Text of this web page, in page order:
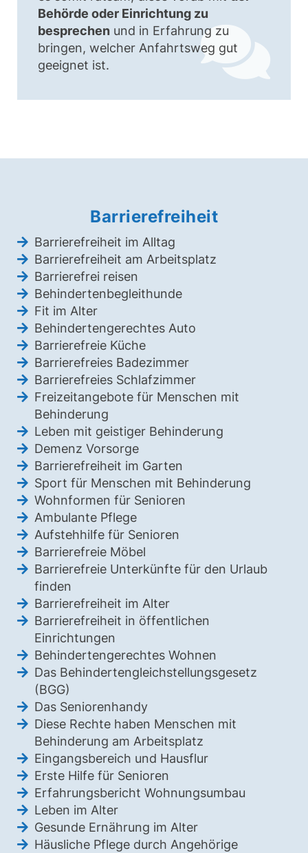
Behörde oder Einrichtung zu
besprechen und in Erfahrung zu
bringen, welcher Anfahrtsweg gut
geeignet ist.
Barrierefreiheit
Barrierefreiheit im Alltag
Barrierefreiheit am Arbeitsplatz
Barrierefrei reisen
Behindertenbegleithunde
Fit im Alter
Behindertengerechtes Auto
Barrierefreie Küche
Barrierefreies Badezimmer
Barrierefreies Schlafzimmer
Freizeitangebote für Menschen mit
Behinderung
Leben mit geistiger Behinderung
Demenz Vorsorge
Barrierefreiheit im Garten
Sport für Menschen mit Behinderung
Wohnformen für Senioren
Ambulante Pflege
Aufstehhilfe für Senioren
Barrierefreie Möbel
Barrierefreie Unterkünfte für den Urlaub
finden
Barrierefreiheit im Alter
Barrierefreiheit in öffentlichen
Einrichtungen
Behindertengerechtes Wohnen
Das Behindertengleichstellungsgesetz
(BGG)
Das Seniorenhandy
Diese Rechte haben Menschen mit
Behinderung am Arbeitsplatz
Eingangsbereich und Hausflur
Erste Hilfe für Senioren
Erfahrungsbericht Wohnungsumbau
Leben im Alter
Gesunde Ernährung im Alter
Häusliche Pflege durch Angehörige